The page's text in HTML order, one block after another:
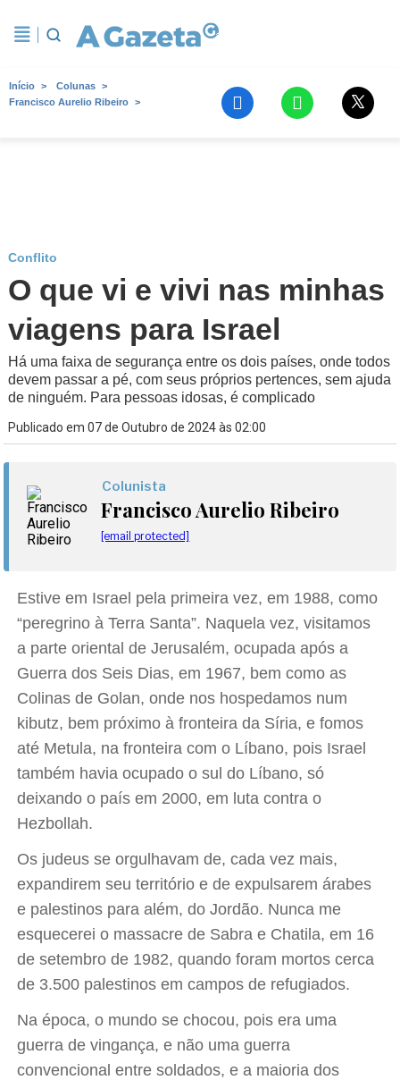
Início
Colunas
Francisco Aurelio Ribeiro
Conflito
O que vi e vivi nas minhas
viagens para Israel
Há uma faixa de segurança entre os dois países, onde todos
devem passar a pé, com seus próprios pertences, sem ajuda
de ninguém. Para pessoas idosas, é complicado
Publicado em 07 de Outubro de 2024 às 02:00
Colunista
Francisco Aurelio Ribeiro
[email protected]
Estive em Israel pela primeira vez, em 1988, como
“peregrino à Terra Santa”. Naquela vez, visitamos
a parte oriental de Jerusalém, ocupada após a
Guerra dos Seis Dias, em 1967, bem como as
Colinas de Golan, onde nos hospedamos num
kibutz, bem próximo à fronteira da Síria, e fomos
até Metula, na fronteira com o Líbano, pois Israel
também havia ocupado o sul do Líbano, só
deixando o país em 2000, em luta contra o
Hezbollah.
Os judeus se orgulhavam de, cada vez mais,
expandirem seu território e de expulsarem árabes
e palestinos para além, do Jordão. Nunca me
esquecerei o massacre de Sabra e Chatila, em 16
de setembro de 1982, quando foram mortos cerca
de 3.500 palestinos em campos de refugiados.
Na época, o mundo se chocou, pois era uma
guerra de vingança, e não uma guerra
convencional entre soldados, e a maioria dos